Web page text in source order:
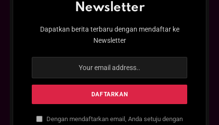
Newsletter
Dapatkan berita terbaru dengan mendaftar ke
Newsletter
Dengan mendaftarkan email, Anda setuju dengan